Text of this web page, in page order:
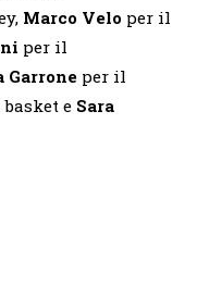
Marco Velo per il
per il
Garrone per il
e Sara